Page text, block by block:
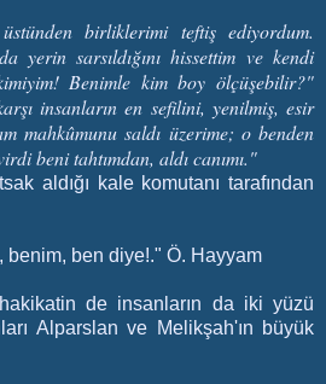
birliklerimi teftiş ediyordum.
yerin sarsıldığını hissettim ve kendi
Benimle kim boy ölçüşebilir?"
insanların en sefilini, yenilmiş, esir
mahkûmunu saldı üzerime; o benden
beni tahtımdan, aldı canımı."
aldığı kale komutanı tarafından
benim, ben diye!." Ö. Hayyam
de insanların da iki yüzü
Alparslan ve Melikşah'ın büyük